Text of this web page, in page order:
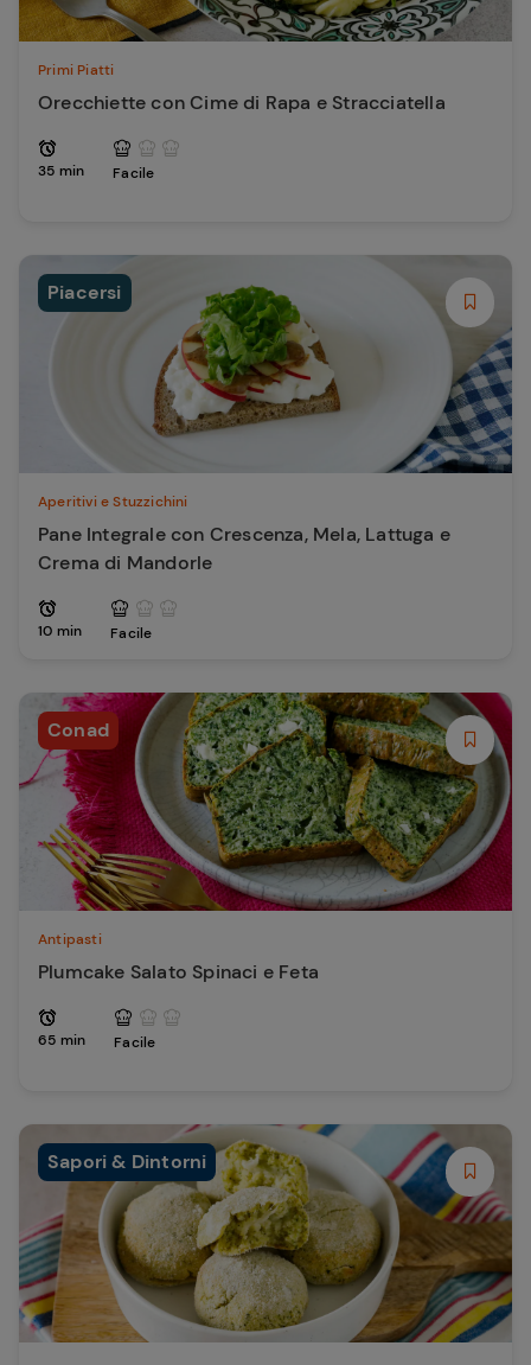
Primi Piatti
Orecchiette con Cime di Rapa e Stracciatella
35 min Facile
Piacersi
Aperitivi e Stuzzichini
Pane Integrale con Crescenza, Mela, Lattuga e
Crema di Mandorle
10 min Facile
Conad
Antipasti
Plumcake Salato Spinaci e Feta
65 min Facile
Sapori & Dintorni